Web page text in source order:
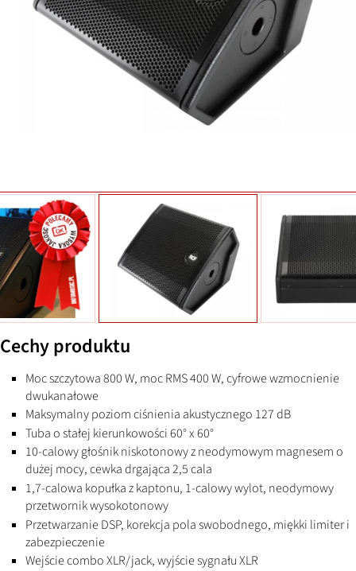
Cechy produktu
Moc szczytowa 800 W, moc RMS 400 W, cyfrowe wzmocnienie
dwukanałowe
Maksymalny poziom ciśnienia akustycznego 127 dB
Tuba o stałej kierunkowości 60° x 60°
10-calowy głośnik niskotonowy z neodymowym magnesem o
dużej mocy, cewka drgająca 2,5 cala
1,7-calowa kopułka z kaptonu, 1-calowy wylot, neodymowy
przetwornik wysokotonowy
Przetwarzanie DSP, korekcja pola swobodnego, miękki limiter i
zabezpieczenie
Wejście combo XLR/jack, wyjście sygnału XLR